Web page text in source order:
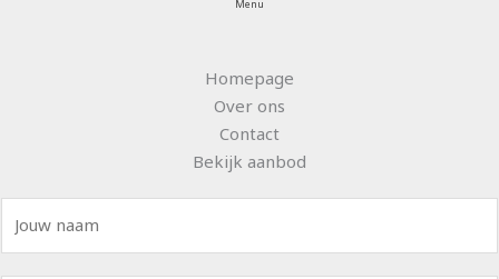
Menu
Homepage
Over ons
Contact
Bekijk aanbod